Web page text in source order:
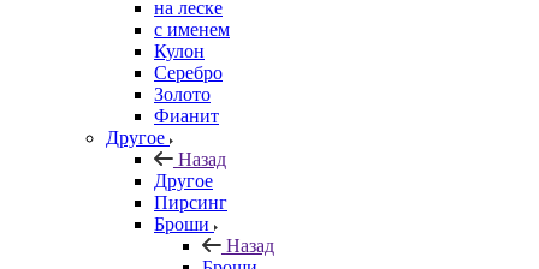
на леске
с именем
Кулон
Серебро
Золото
Фианит
Другое
Назад
Другое
Пирсинг
Броши
Назад